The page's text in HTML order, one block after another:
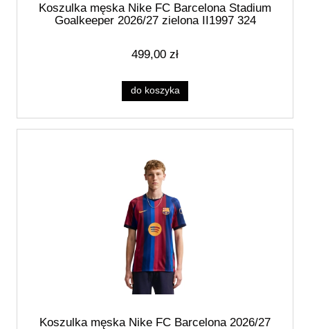
Koszulka męska Nike FC Barcelona Stadium
Goalkeeper 2026/27 zielona II1997 324
499,00 zł
do koszyka
Koszulka męska Nike FC Barcelona 2026/27